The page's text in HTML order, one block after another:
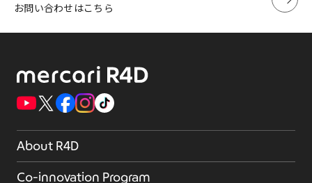
お問い合わせはこちら
About R4D
Co-innovation Program